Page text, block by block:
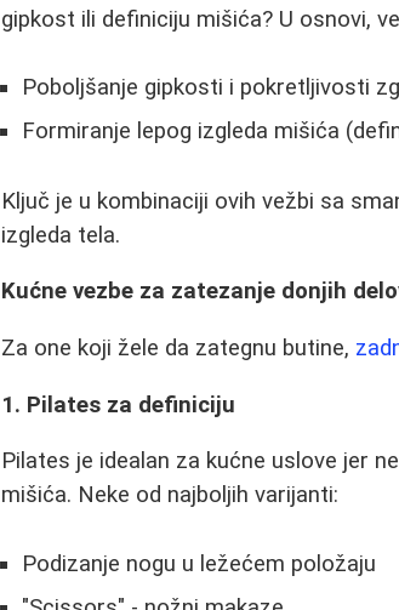
gipkost ili definiciju mišića? U osnovi,
Poboljšanje gipkosti i pokretljivosti
Formiranje lepog izgleda mišića
Ključ je u kombinaciji ovih vežbi sa
izgleda tela.
Kućne vezbe za zatezanje donjih
Za one koji žele da zategnu butine,
1. Pilates za definiciju
Pilates je idealan za kućne uslove jer
mišića. Neke od najboljih varijanti:
Podizanje nogu u ležećem položaju